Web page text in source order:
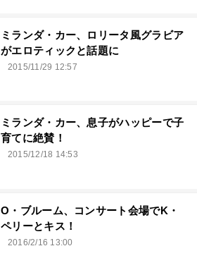
ミランダ・カー、ロリータ風グラビア
がエロティックと話題に
2015/11/29 12:57
ミランダ・カー、息子がハッピーで子
育てに絶賛！
2015/12/18 14:53
O・ブルーム、コンサート会場でK・
ペリーとキス！
2016/2/16 13:00